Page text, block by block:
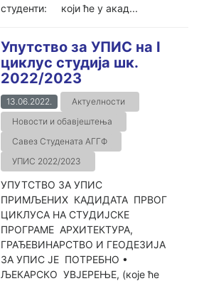
студенти: који ће у акад...
Упутство за УПИС на I
циклус студија шк.
2022/2023
13.06.2022.
Актуелности
Новости и обавјештења
Савез Студената АГГФ
УПИС 2022/2023
УПУТСТВО ЗА УПИС
ПРИМЉЕНИХ КАДИДАТА ПРВОГ
ЦИКЛУСА НА СТУДИЈСКЕ
ПРОГРАМЕ АРХИТЕКТУРА,
ГРАЂЕВИНАРСТВО И ГЕОДЕЗИЈА
ЗА УПИС ЈЕ ПОТРЕБНО •
ЉЕКАРСКО УВЈЕРЕЊЕ, (које ће